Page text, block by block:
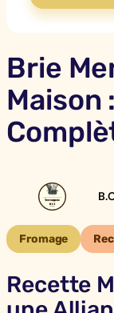
Brie
Maison
Fromage
Recette